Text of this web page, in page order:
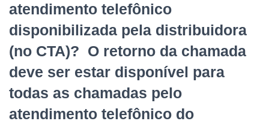
atendimento telefônico
disponibilizada pela distribuidora
(no CTA)? O retorno da chamada
deve ser estar disponível para
todas as chamadas pelo
atendimento telefônico do